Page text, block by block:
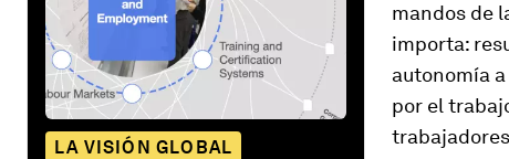
LA VISIÓN GLOBAL
mandos de
importa:
autonomía
por el